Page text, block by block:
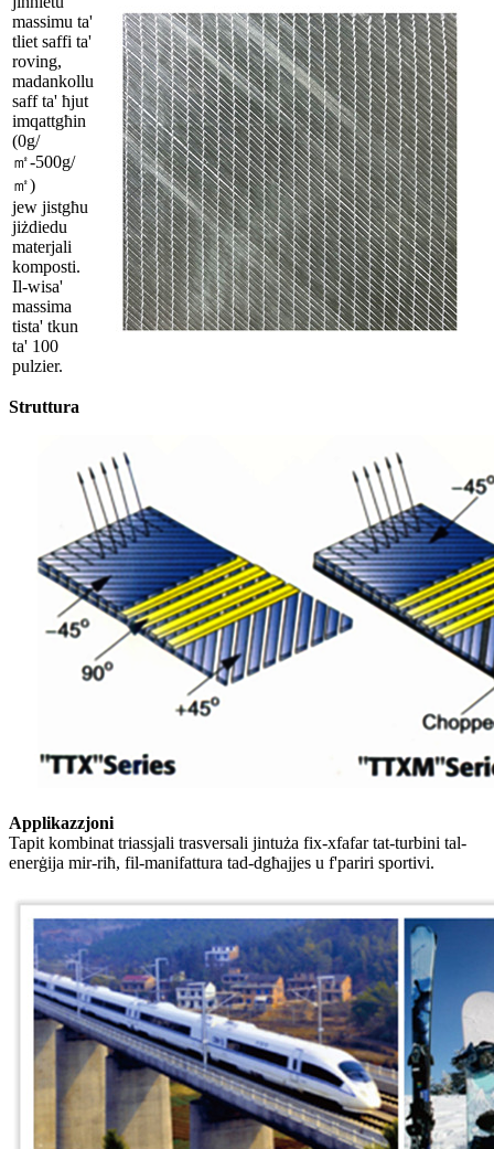
massimu ta'
tliet saffi ta'
roving,
madankollu
saff ta' ħjut
imqattgħin
(0g/
㎡-500g/
㎡)
jew jistgħu
jiżdiedu
materjali
komposti.
Il-wisa'
massima
tista' tkun
ta' 100
pulzier.
Struttura
Applikazzjoni
Tapit kombinat triassjali trasversali jintuża fix-xfafar tat-turbini tal-
enerġija mir-riħ, fil-manifattura tad-dgħajjes u f'pariri sportivi.